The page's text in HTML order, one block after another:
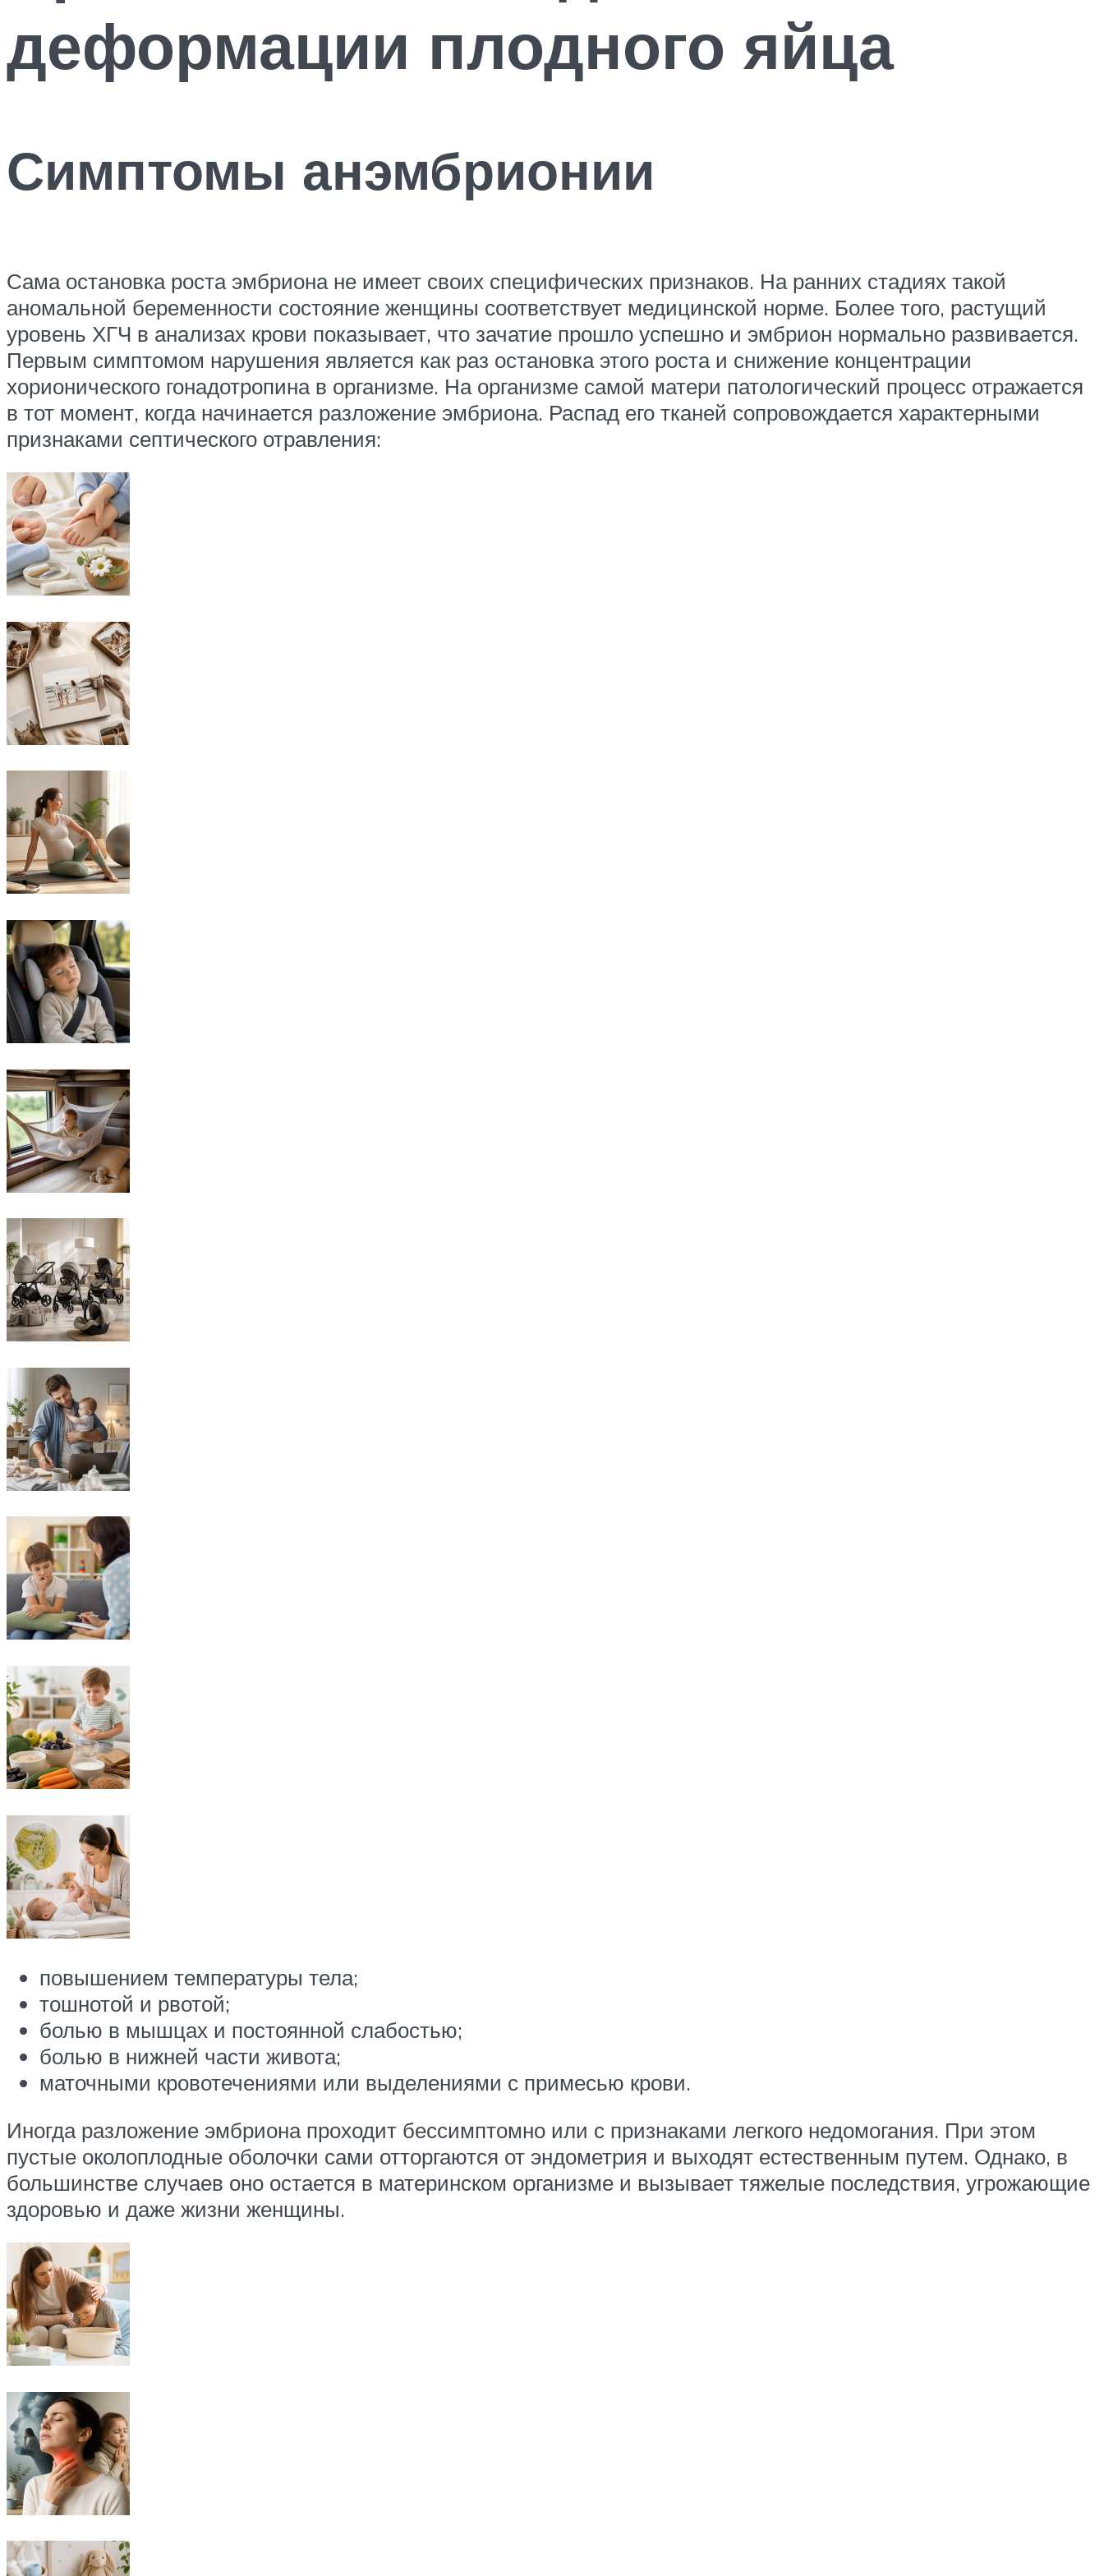
деформации плодного яйца
Симптомы анэмбрионии
Сама остановка роста эмбриона не имеет своих специфических признаков. На ранних стадиях такой
аномальной беременности состояние женщины соответствует медицинской норме. Более того, растущий
уровень ХГЧ в анализах крови показывает, что зачатие прошло успешно и эмбрион нормально развивается.
Первым симптомом нарушения является как раз остановка этого роста и снижение концентрации
хорионического гонадотропина в организме. На организме самой матери патологический процесс отражается
в тот момент, когда начинается разложение эмбриона. Распад его тканей сопровождается характерными
признаками септического отравления:
повышением температуры тела;
тошнотой и рвотой;
болью в мышцах и постоянной слабостью;
болью в нижней части живота;
маточными кровотечениями или выделениями с примесью крови.
Иногда разложение эмбриона проходит бессимптомно или с признаками легкого недомогания. При этом
пустые околоплодные оболочки сами отторгаются от эндометрия и выходят естественным путем. Однако, в
большинстве случаев оно остается в материнском организме и вызывает тяжелые последствия, угрожающие
здоровью и даже жизни женщины.